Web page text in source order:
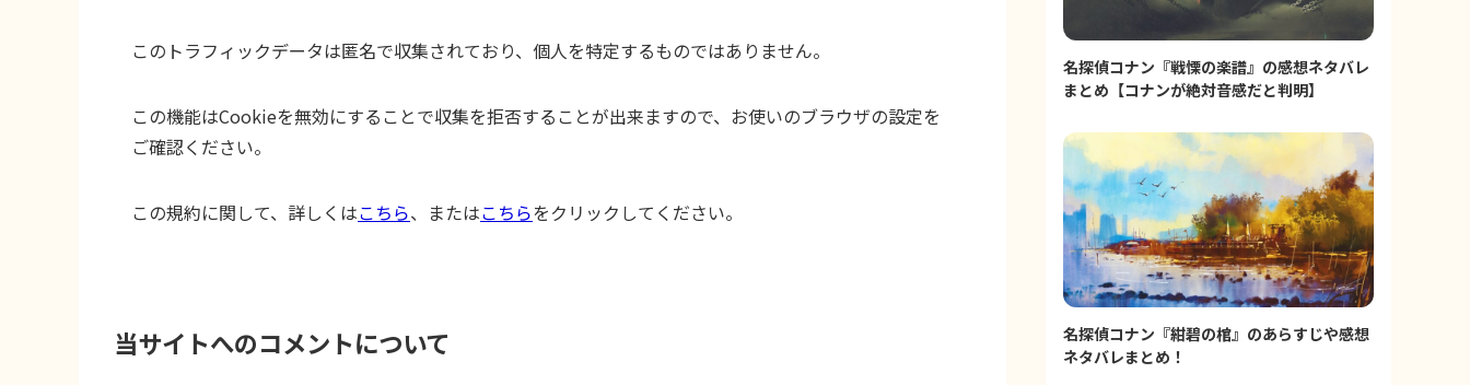
このトラフィックデータは匿名で収集されており、個人を特定するものではありません。
この機能はCookieを無効にすることで収集を拒否することが出来ますので、お使いのブラウザの設定を
ご確認ください。
この規約に関して、詳しくはこちら、またはこちらをクリックしてください。
当サイトへのコメントについて
名探偵コナン『戦慄の楽譜』の感想ネタバレ
まとめ【コナンが絶対音感だと判明】
名探偵コナン『紺碧の棺』のあらすじや感想
ネタバレまとめ！